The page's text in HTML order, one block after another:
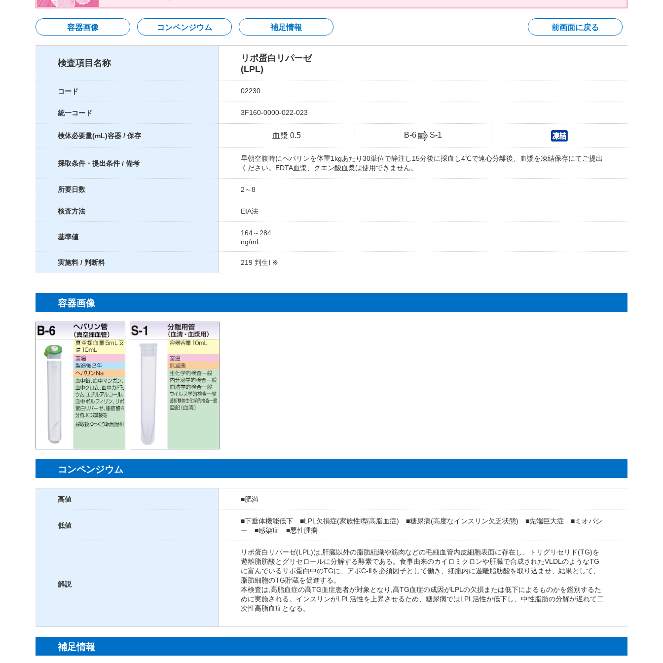
容器画像 コンペンジウム 補足情報 前画面に戻る
検査項目名称
リポ蛋白リパーゼ
(LPL)
コード 02230
統一コード 3F160-0000-022-023
検体必要量(mL)容器 / 保存 血漿 0.5 B-6 S-1
採取条件・提出条件 / 備考
早朝空腹時にヘパリンを体重1kgあたり30単位で静注し15分後に採血し4℃で遠心分離後、血漿を凍結保存にてご提出
ください。EDTA血漿、クエン酸血漿は使用できません。
所要日数 2～8
検査方法 EIA法
基準値
164～284
ng/mL
実施料 / 判断料 219 判生Ⅰ ※
容器画像
コンペンジウム
高値 ■肥満
低値
■下垂体機能低下 ■LPL欠損症(家族性Ⅰ型高脂血症) ■糖尿病(高度なインスリン欠乏状態) ■先端巨大症 ■ミオパシ
ー ■感染症 ■悪性腫瘍
解説
リポ蛋白リパーゼ(LPL)は,肝臓以外の脂肪組織や筋肉などの毛細血管内皮細胞表面に存在し、トリグリセリド(TG)を
遊離脂肪酸とグリセロールに分解する酵素である。食事由来のカイロミクロンや肝臓で合成されたVLDLのようなTG
に富んでいるリポ蛋白中のTGに、アポC-Ⅱを必須因子として働き、細胞内に遊離脂肪酸を取り込ませ、結果として、
脂肪細胞のTG貯蔵を促進する。
本検査は,高脂血症の高TG血症患者が対象となり,高TG血症の成因がLPLの欠損または低下によるものかを鑑別するた
めに実施される。インスリンがLPL活性を上昇させるため、糖尿病ではLPL活性が低下し、中性脂肪の分解が遅れて二
次性高脂血症となる。
補足情報